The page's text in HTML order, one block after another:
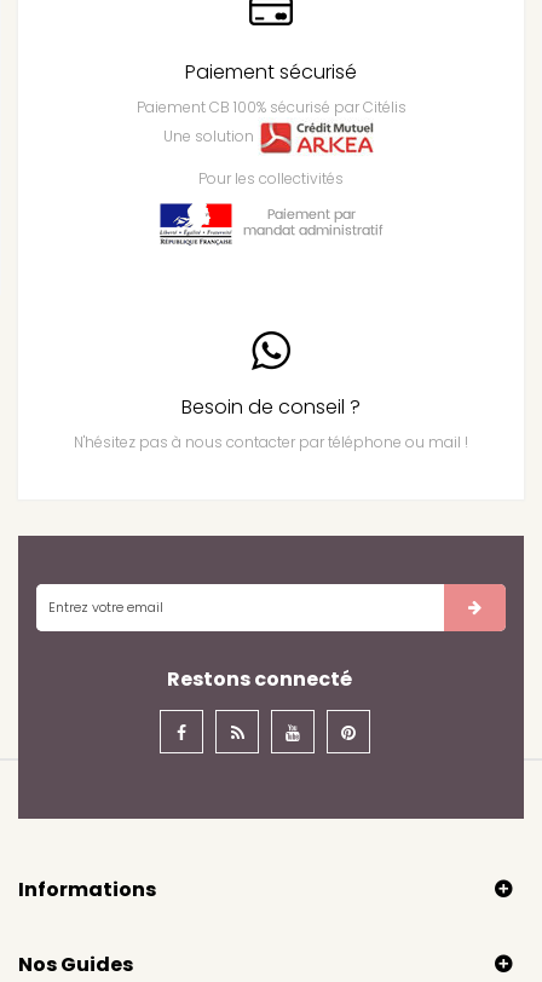
Paiement sécurisé
Paiement CB 100% sécurisé par Citélis
Une solution
Pour les collectivités
Besoin de conseil ?
N'hésitez pas à nous contacter par téléphone ou mail !
Restons connecté
Informations
Nos Guides